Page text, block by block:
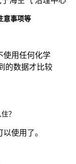
意事项等
使用任何化学
的数据才比较
？
使用了。